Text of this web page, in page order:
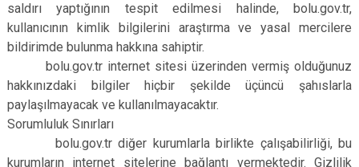
saldırı yaptığının tespit edilmesi halinde, bolu.gov.tr,
kullanıcının kimlik bilgilerini araştırma ve yasal mercilere
bildirimde bulunma hakkına sahiptir.
bolu.gov.tr internet sitesi üzerinden vermiş olduğunuz
hakkınızdaki bilgiler hiçbir şekilde üçüncü şahıslarla
paylaşılmayacak ve kullanılmayacaktır.
Sorumluluk Sınırları
bolu.gov.tr diğer kurumlarla birlikte çalışabilirliği, bu
kurumların internet sitelerine bağlantı vermektedir. Gizlilik